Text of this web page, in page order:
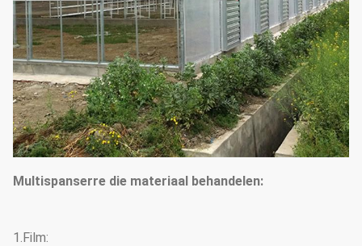
Multispanserre die materiaal behandelen:
1.Film: